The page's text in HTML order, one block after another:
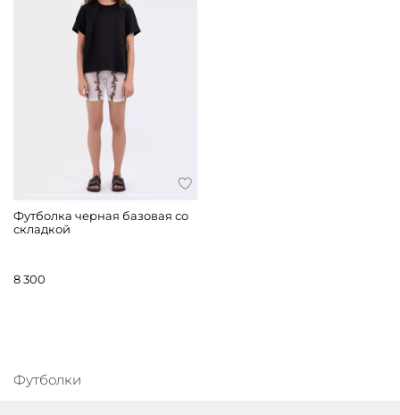
Футболка черная базовая со
складкой
8 300
Футболки